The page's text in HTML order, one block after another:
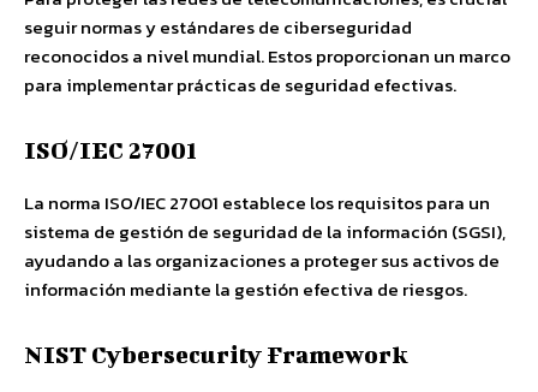
seguir normas y estándares de ciberseguridad
reconocidos a nivel mundial. Estos proporcionan un marco
para implementar prácticas de seguridad efectivas.
ISO/IEC 27001
La norma ISO/IEC 27001 establece los requisitos para un
sistema de gestión de seguridad de la información (SGSI),
ayudando a las organizaciones a proteger sus activos de
información mediante la gestión efectiva de riesgos.
NIST Cybersecurity Framework